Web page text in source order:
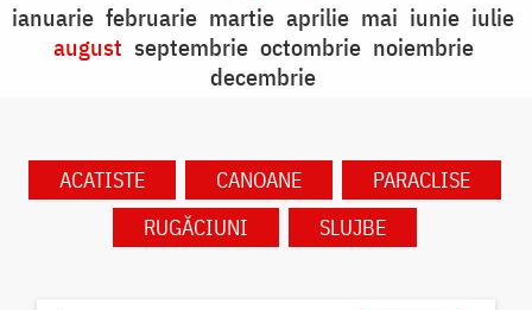
ianuarie februarie martie aprilie mai iunie iulie
august septembrie octombrie noiembrie
decembrie
ACATISTE CANOANE
PARACLISE
RUGĂCIUNI
SLUJBE